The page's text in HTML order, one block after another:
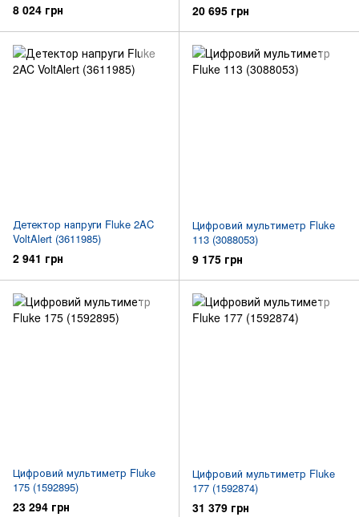
8 024 грн 20 695 грн
Детектор напруги Fluke 2AC
VoltAlert (3611985)
2 941 грн
Цифровий мультиметр Fluke
113 (3088053)
9 175 грн
Цифровий мультиметр Fluke
175 (1592895)
23 294 грн
Цифровий мультиметр Fluke
177 (1592874)
31 379 грн